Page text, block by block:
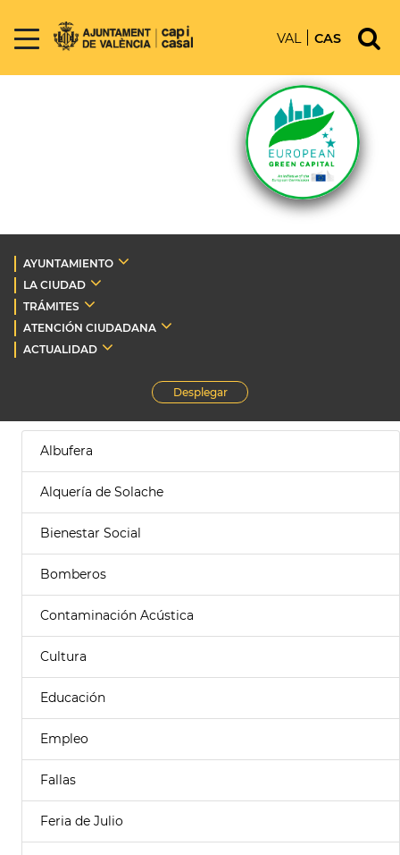
VAL CAS
AYUNTAMIENTO
LA CIUDAD
TRÁMITES
ATENCIÓN CIUDADANA
ACTUALIDAD
Desplegar
Albufera
Alquería de Solache
Bienestar Social
Bomberos
Contaminación Acústica
Cultura
Educación
Empleo
Fallas
Feria de Julio